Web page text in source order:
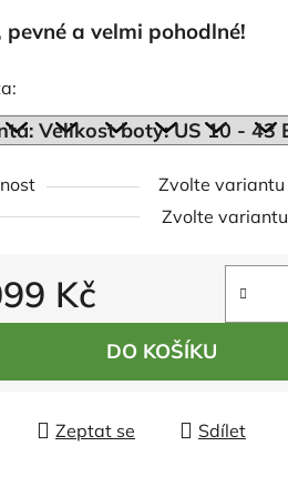
pevné a velmi pohodlné!
Zvolte variantu
Zvolte variantu
Kč
cena:
DO KOŠÍKU
Zeptat se Sdílet